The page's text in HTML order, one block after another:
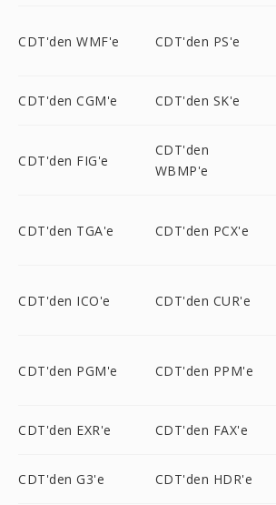
CDT'den WMF'e CDT'den PS'e
CDT'den CGM'e CDT'den SK'e
CDT'den FIG'e
CDT'den
WBMP'e
CDT'den TGA'e CDT'den PCX'e
CDT'den ICO'e CDT'den CUR'e
CDT'den PGM'e CDT'den PPM'e
CDT'den EXR'e CDT'den FAX'e
CDT'den G3'e CDT'den HDR'e